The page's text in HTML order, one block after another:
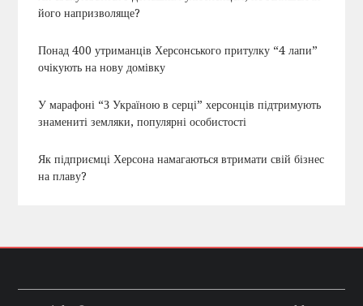
його напризволяще?
Понад 400 утриманців Херсонського притулку “4 лапи”
очікують на нову домівку
У марафоні “З Україною в серці” херсонців підтримують
знамениті земляки, популярні особистості
Як підприємці Херсона намагаються втримати свій бізнес
на плаву?